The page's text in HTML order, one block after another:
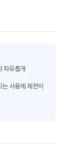
자유롭게
사용에 제한이